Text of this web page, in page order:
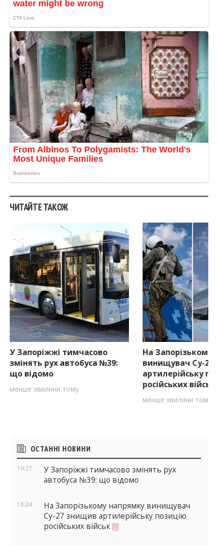
ЧИТАЙТЕ ТАКОЖ
У Запоріжжі тимчасово
змінять рух автобуса №39:
що відомо
менше хвилини тому
На Запорізькому
винищувач Су-27
артилерійську
російських військ
менше хвилини тому
Бічні
віджети
ОСТАННІ НОВИНИ
19:27
У Запоріжжі тимчасово змінять рух
автобуса №39: що відомо
18:24
На Запорізькому напрямку винищувач
Су-27 знищив артилерійську позицію
російських військ